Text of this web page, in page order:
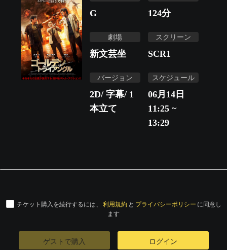
G 124分
劇場
新文芸坐
スクリーン
SCR1
バージョン
2D/ 字幕/ 1
本立て
スケジュール
06月14日
11:25 ~
13:29
チケット購入を続行するには、 利用規約 と プライバシーポリシー に同意し
ます
ゲストで購入 ログイン